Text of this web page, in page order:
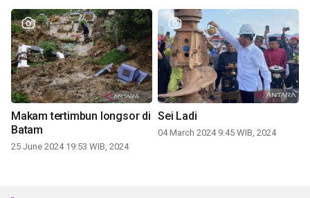
Makam tertimbun longsor di
Batam
25 June 2024 19:53 WIB, 2024
Sei Ladi
04 March 2024 9:45 WIB, 2024